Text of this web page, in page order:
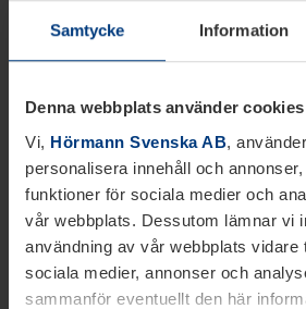
Samtycke Information
Denna webbplats använder cookies
Vi, Hörmann Svenska AB,
personalisera innehåll och
funktioner för sociala medier och
vår webbplats. Dessutom lämnar vi
användning av vår webbplats vidare
sociala medier, annonser och
sammanför eventuellt den här